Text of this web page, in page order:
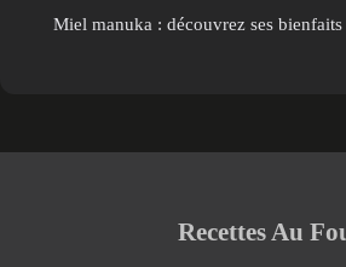
Miel manuka : découvrez ses
Recettes Au